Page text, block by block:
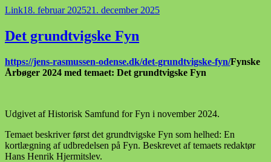
Format
LinkUdgivet
18. februar 202521. december 2025
Det grundtvigske Fyn
https://jens-rasmussen-odense.dk/det-grundtvigske-fyn/Fynske
Årbøger 2024 med temaet: Det grundtvigske Fyn
Udgivet af Historisk Samfund for Fyn i november 2024.
Temaet beskriver først det grundtvigske Fyn som helhed: En
kortlægning af udbredelsen på Fyn. Beskrevet af temaets redaktør
Hans Henrik Hjermitslev.